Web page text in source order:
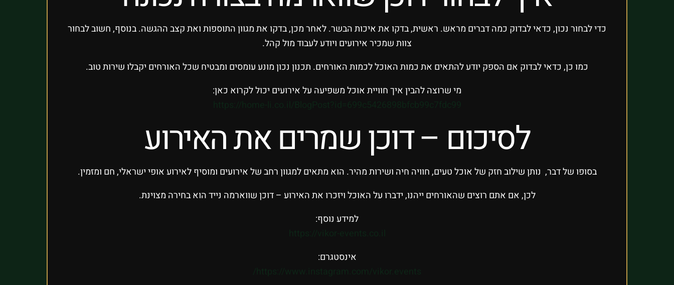
כדי לבחור נכון, כדאי לבדוק כמה דברים מראש. ראשית, בדקו את איכות הבשר. לאחר מכן, בדקו את מגוון התוספות ואת קצב ההגשה. בנוסף, חשוב לבחור
צוות שמכיר אירועים ויודע לעבוד מול קהל.
כמו כן, כדאי לבדוק אם הספק יודע להתאים את כמות האוכל לכמות האורחים. תכנון נכון מונע עומסים ומבטיח שכל האורחים יקבלו שירות טוב.
מי שרוצה להבין איך חוויית אוכל משפיעה על אירועים יכול לקרוא כאן:
לסיכום – דוכן שמרים את האירוע
בסופו של דבר, נותן שילוב חזק של אוכל טעים, חוויה חיה ושירות מהיר. הוא מתאים למגוון רחב של אירועים ומוסיף לאירוע אופי ישראלי, חם ומזמין.
לכן, אם אתם רוצים שהאורחים ייהנו, ידברו על האוכל ויזכרו את האירוע – דוכן שווארמה נייד הוא בחירה מצוינת.
למידע נוסף:
אינסטגרם: